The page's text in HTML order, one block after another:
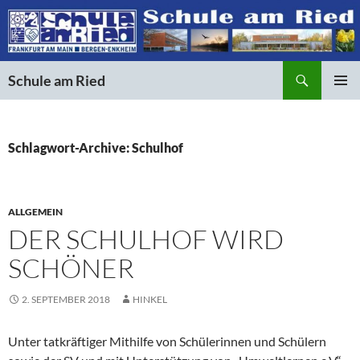
Schule am Ried
Schlagwort-Archive: Schulhof
ALLGEMEIN
DER SCHULHOF WIRD
SCHÖNER
2. SEPTEMBER 2018 HINKEL
Unter tatkräftiger Mithilfe von Schülerinnen und Schülern